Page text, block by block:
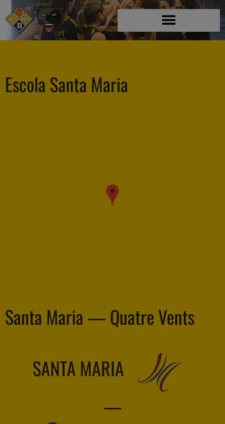
Escola Santa Maria
Santa Maria — Quatre Vents
SANTA MARIA
—